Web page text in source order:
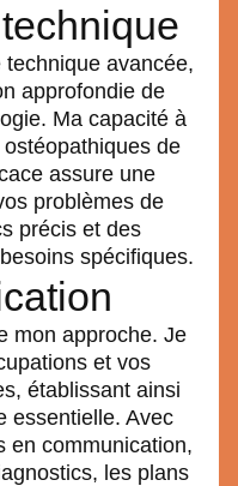
avancée,
approfondie de
Ma capacité à
de
assure une
problèmes de
précis et des
spécifiques.
mon approche. Je
et vos
établissant ainsi
essentielle. Avec
en communication,
les plans